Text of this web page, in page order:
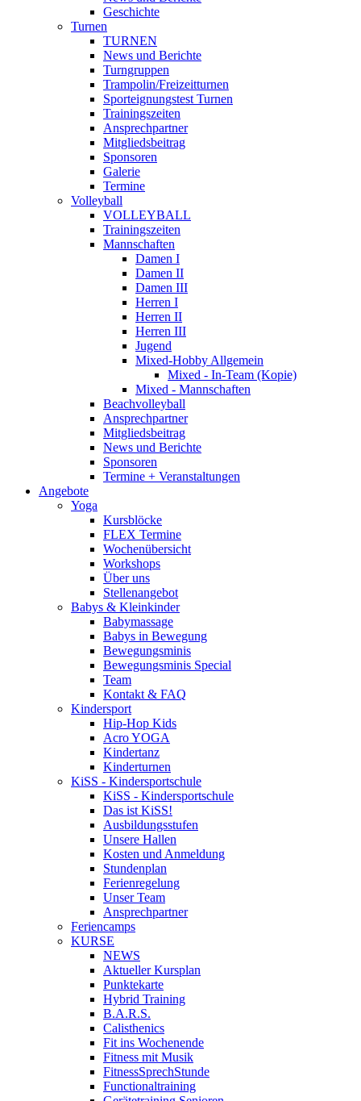
Geschichte
Turnen
TURNEN
News und Berichte
Turngruppen
Trampolin/Freizeitturnen
Sporteignungstest Turnen
Trainingszeiten
Ansprechpartner
Mitgliedsbeitrag
Sponsoren
Galerie
Termine
Volleyball
VOLLEYBALL
Trainingszeiten
Mannschaften
Damen I
Damen II
Damen III
Herren I
Herren II
Herren III
Jugend
Mixed-Hobby Allgemein
Mixed - In-Team (Kopie)
Mixed - Mannschaften
Beachvolleyball
Ansprechpartner
Mitgliedsbeitrag
News und Berichte
Sponsoren
Termine + Veranstaltungen
Angebote
Yoga
Kursblöcke
FLEX Termine
Wochenübersicht
Workshops
Über uns
Stellenangebot
Babys & Kleinkinder
Babymassage
Babys in Bewegung
Bewegungsminis
Bewegungsminis Special
Team
Kontakt & FAQ
Kindersport
Hip-Hop Kids
Acro YOGA
Kindertanz
Kinderturnen
KiSS - Kindersportschule
KiSS - Kindersportschule
Das ist KiSS!
Ausbildungsstufen
Unsere Hallen
Kosten und Anmeldung
Stundenplan
Ferienregelung
Unser Team
Ansprechpartner
Feriencamps
KURSE
NEWS
Aktueller Kursplan
Punktekarte
Hybrid Training
B.A.R.S.
Calisthenics
Fit ins Wochenende
Fitness mit Musik
FitnessSprechStunde
Functionaltraining